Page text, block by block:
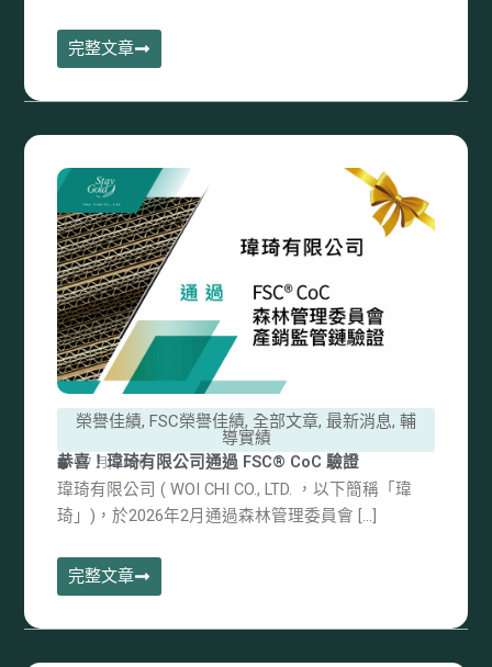
完整文章
榮譽佳績, FSC榮譽佳績, 全部文章, 最新消息, 輔
導實績
恭喜！瑋琦有限公司通過 FSC® CoC 驗證
9 7 月, 2026
瑋琦有限公司 ( WOI CHI CO., LTD. ，以下簡稱「瑋
琦」)，於2026年2月通過森林管理委員會 […]
完整文章